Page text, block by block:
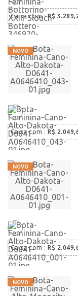
Caixa com: R$
Caixa com : R$
Caixa com : R$